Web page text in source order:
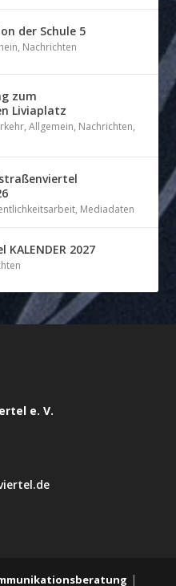
der Schule 5
, Nachrichten
zum
Liviaplatz
,Allgemein, Nachrichten,
, Mediadaten
2027
e. V.
|